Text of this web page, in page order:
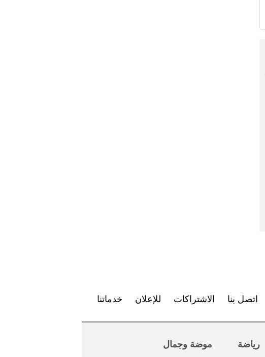
اتصل بنا الاشتراكات للإعلان خدماتنا
رياضة موضة وجمال